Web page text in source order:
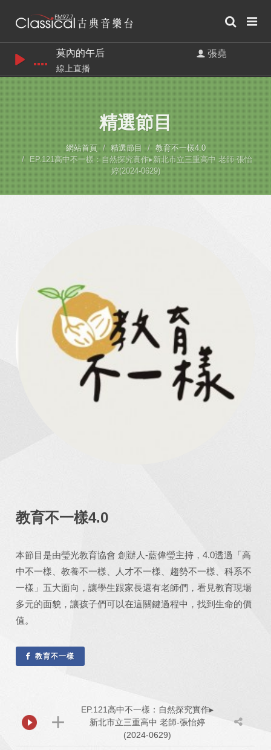
莫內的午后 張堯
線上直播